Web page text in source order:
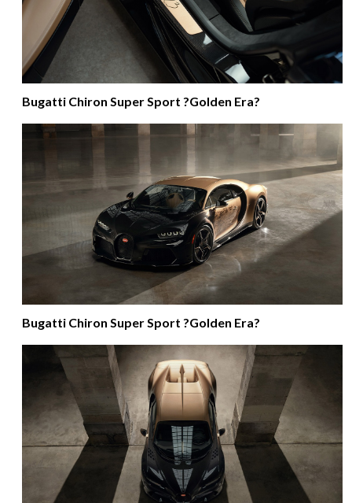
Bugatti Chiron Super Sport ?Golden Era?
Bugatti Chiron Super Sport ?Golden Era?